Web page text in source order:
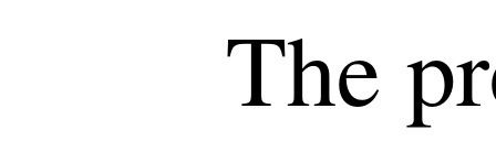
The